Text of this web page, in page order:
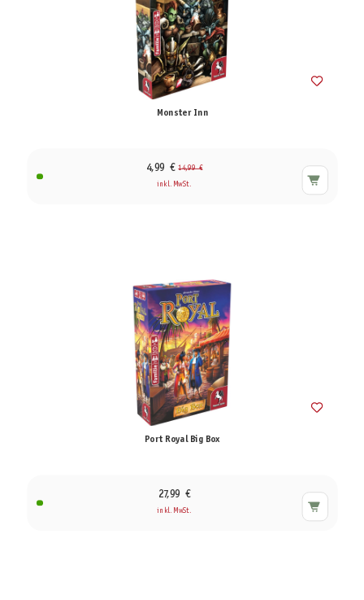
Monster Inn
4,99 € 14,99 €
inkl. MwSt.
Port Royal Big Box
27,99 €
inkl. MwSt.